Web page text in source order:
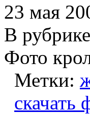
23 мая
В
Фото
Метки:
скачать